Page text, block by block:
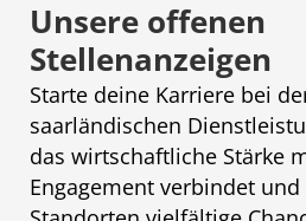
Unsere offenen
Stellenanzeigen
Starte deine Karriere bei
saarländischen
das wirtschaftliche Stärke
Engagement verbindet und